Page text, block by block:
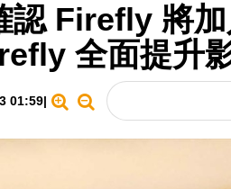
認 Firefly 將
全面提升
01:59|